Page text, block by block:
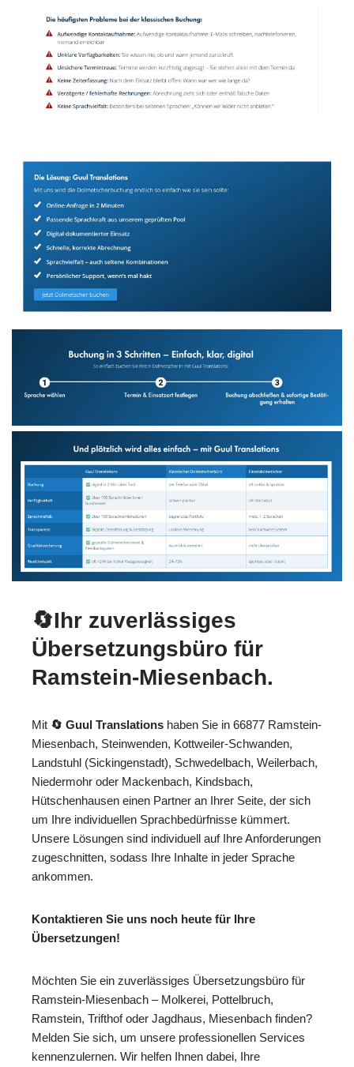
🔄Ihr zuverlässiges
Übersetzungsbüro für
Ramstein-Miesenbach.
Mit 🔄 Guul Translations haben Sie in 66877 Ramstein-
Miesenbach, Steinwenden, Kottweiler-Schwanden,
Landstuhl (Sickingenstadt), Schwedelbach, Weilerbach,
Niedermohr oder Mackenbach, Kindsbach,
Hütschenhausen einen Partner an Ihrer Seite, der sich
um Ihre individuellen Sprachbedürfnisse kümmert.
Unsere Lösungen sind individuell auf Ihre Anforderungen
zugeschnitten, sodass Ihre Inhalte in jeder Sprache
ankommen.
Kontaktieren Sie uns noch heute für Ihre
Übersetzungen!
Möchten Sie ein zuverlässiges Übersetzungsbüro für
Ramstein-Miesenbach – Molkerei, Pottelbruch,
Ramstein, Trifthof oder Jagdhaus, Miesenbach finden?
Melden Sie sich, um unsere professionellen Services
kennenzulernen. Wir helfen Ihnen dabei, Ihre